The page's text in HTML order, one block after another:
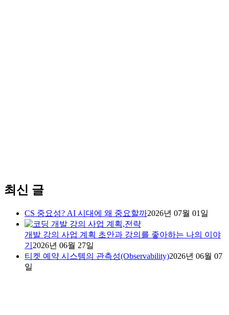
최신 글
CS 중요성? AI 시대에 왜 중요할까2026년 07월 01일
개발 강의 사업 계획 초안과 강의를 좋아하는 나의 이야
기 2026년 06월 27일
티켓 예약 시스템의 관측성(Observability)2026년 06월 07
일